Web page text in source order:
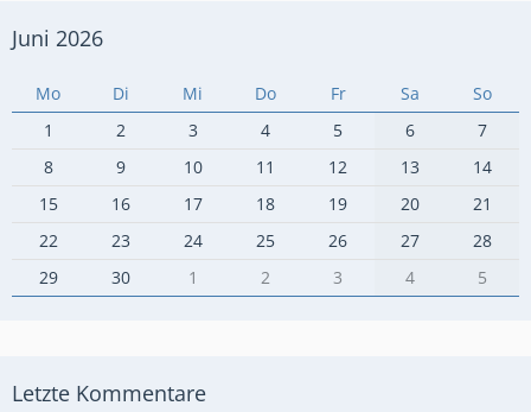
Juni 2026
Mo Di Mi Do Fr Sa
So
1
2 3 4 5 6
7
8
9 10 11 12 13
14
15
16 17 18 19 20
21
22
23 24 25 26 27
28
29
30 1 2 3 4 5
Letzte Kommentare